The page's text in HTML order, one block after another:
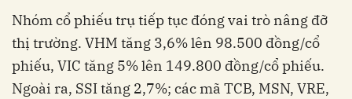
Nhóm cổ phiếu trụ tiếp tục đóng vai trò nâng đỡ
thị trường. VHM tăng 3,6% lên 98.500 đồng/cổ
phiếu, VIC tăng 5% lên 149.800 đồng/cổ phiếu.
Ngoài ra, SSI tăng 2,7%; các mã TCB, MSN, VRE,